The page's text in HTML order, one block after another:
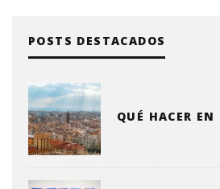
POSTS DESTACADOS
QUÉ HACER